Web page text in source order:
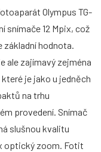
Olympus TG-
snímače 12 Mpix, což
základní hodnota.
ale zajímavý zejména
je jako u jedněch
na trhu
provedení. Snímač
slušnou kvalitu
optický zoom. Fotit